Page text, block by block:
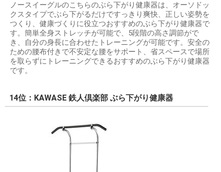
ノースイーグルのこちらのぶら下がり健康器は、オーソドッ
クスタイプでぶら下がるだけですっきり爽快、正しい姿勢を
つくり、健康づくりに役立つおすすめのぶら下がり健康器で
す。簡単全身ストレッチが可能で、5段階の高さ調節がで
き、自分の身長に合わせたトレーニングが可能です。安全の
ための腰布付きで不安定な腰をサポート、省スペースで場所
を取らずにトレーニングできるおすすめのぶら下がり健康器
です。
14位：KAWASE 鉄人倶楽部 ぶら下がり健康器